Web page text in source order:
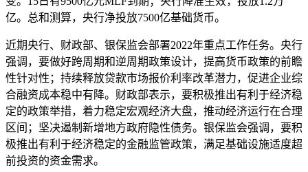
亿。总和测算，央行净投放7500亿基础货币。
近期央行、财政部、银保监会部署2022年重点工作任务。央行
强调，要做好跨周期和逆周期政策设计，提高货币政策的前瞻
性针对性；持续释放贷款市场报价利率改革潜力，促进企业综
合融资成本稳中有降。财政部表示，要积极推出有利于经济稳
定的政策举措，着力稳定宏观经济大盘，推动经济运行在合理
区间；坚决遏制新增地方政府隐性债务。银保监会强调，要积
极推出有利于经济稳定的金融监管政策，满足基础设施适度超
前投资的资金需求。